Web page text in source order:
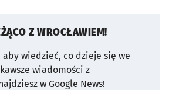
Z WROCŁAWIEM!
aby wiedzieć, co dzieje się we
wiadomości z
w Google News!